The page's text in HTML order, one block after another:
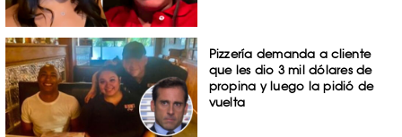
Pizzería demanda a cliente
que les dio 3 mil dólares de
propina y luego la pidió de
vuelta